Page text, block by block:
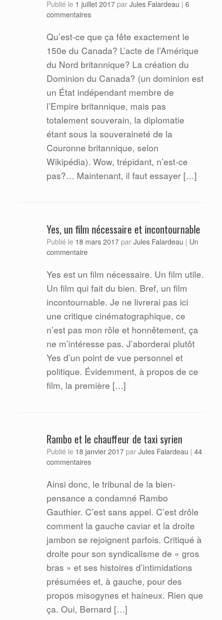
Publié le 1 juillet 2017 par Jules Falardeau | 6
commentaires
Qu’est-ce que ça fête exactement le
150e du Canada? L’acte de l’Amérique
du Nord britannique? La création du
Dominion du Canada? (un dominion est
un État indépendant membre de
l’Empire britannique, mais pas
totalement souverain, la diplomatie
étant sous la souveraineté de la
Couronne britannique, selon
Wikipédia). Wow, trépidant, n’est-ce
pas?… Maintenant, il faut essayer […]
Yes, un film nécessaire et incontournable
Publié le 18 mars 2017 par Jules Falardeau | Un
commentaire
Yes est un film nécessaire. Un film utile.
Un film qui fait du bien. Bref, un film
incontournable. Je ne livrerai pas ici
une critique cinématographique, ce
n’est pas mon rôle et honnêtement, ça
ne m’intéresse pas. J’aborderai plutôt
Yes d’un point de vue personnel et
politique. Évidemment, à propos de ce
film, la première […]
Rambo et le chauffeur de taxi syrien
Publié le 18 janvier 2017 par Jules Falardeau | 44
commentaires
Ainsi donc, le tribunal de la bien-
pensance a condamné Rambo
Gauthier. C’est sans appel. C’est drôle
comment la gauche caviar et la droite
jambon se rejoignent parfois. Critiqué à
droite pour son syndicalisme de « gros
bras » et ses histoires d’intimidations
présumées et, à gauche, pour des
propos misogynes et haineux. Rien que
ça. Oui, Bernard […]